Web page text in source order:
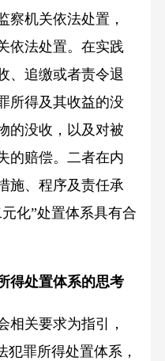
察机关依法处置，
依法处置。在实践
、追缴或者责令退
所得及其收益的没
的没收，以及对被
的赔偿。二者在内
施、程序及责任承
化”处置体系具有合
得处置体系的思考
相关要求为指引，
犯罪所得处置体系，